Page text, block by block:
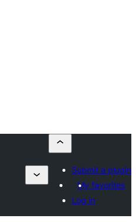
Submit a plugin
My favorites
Log in